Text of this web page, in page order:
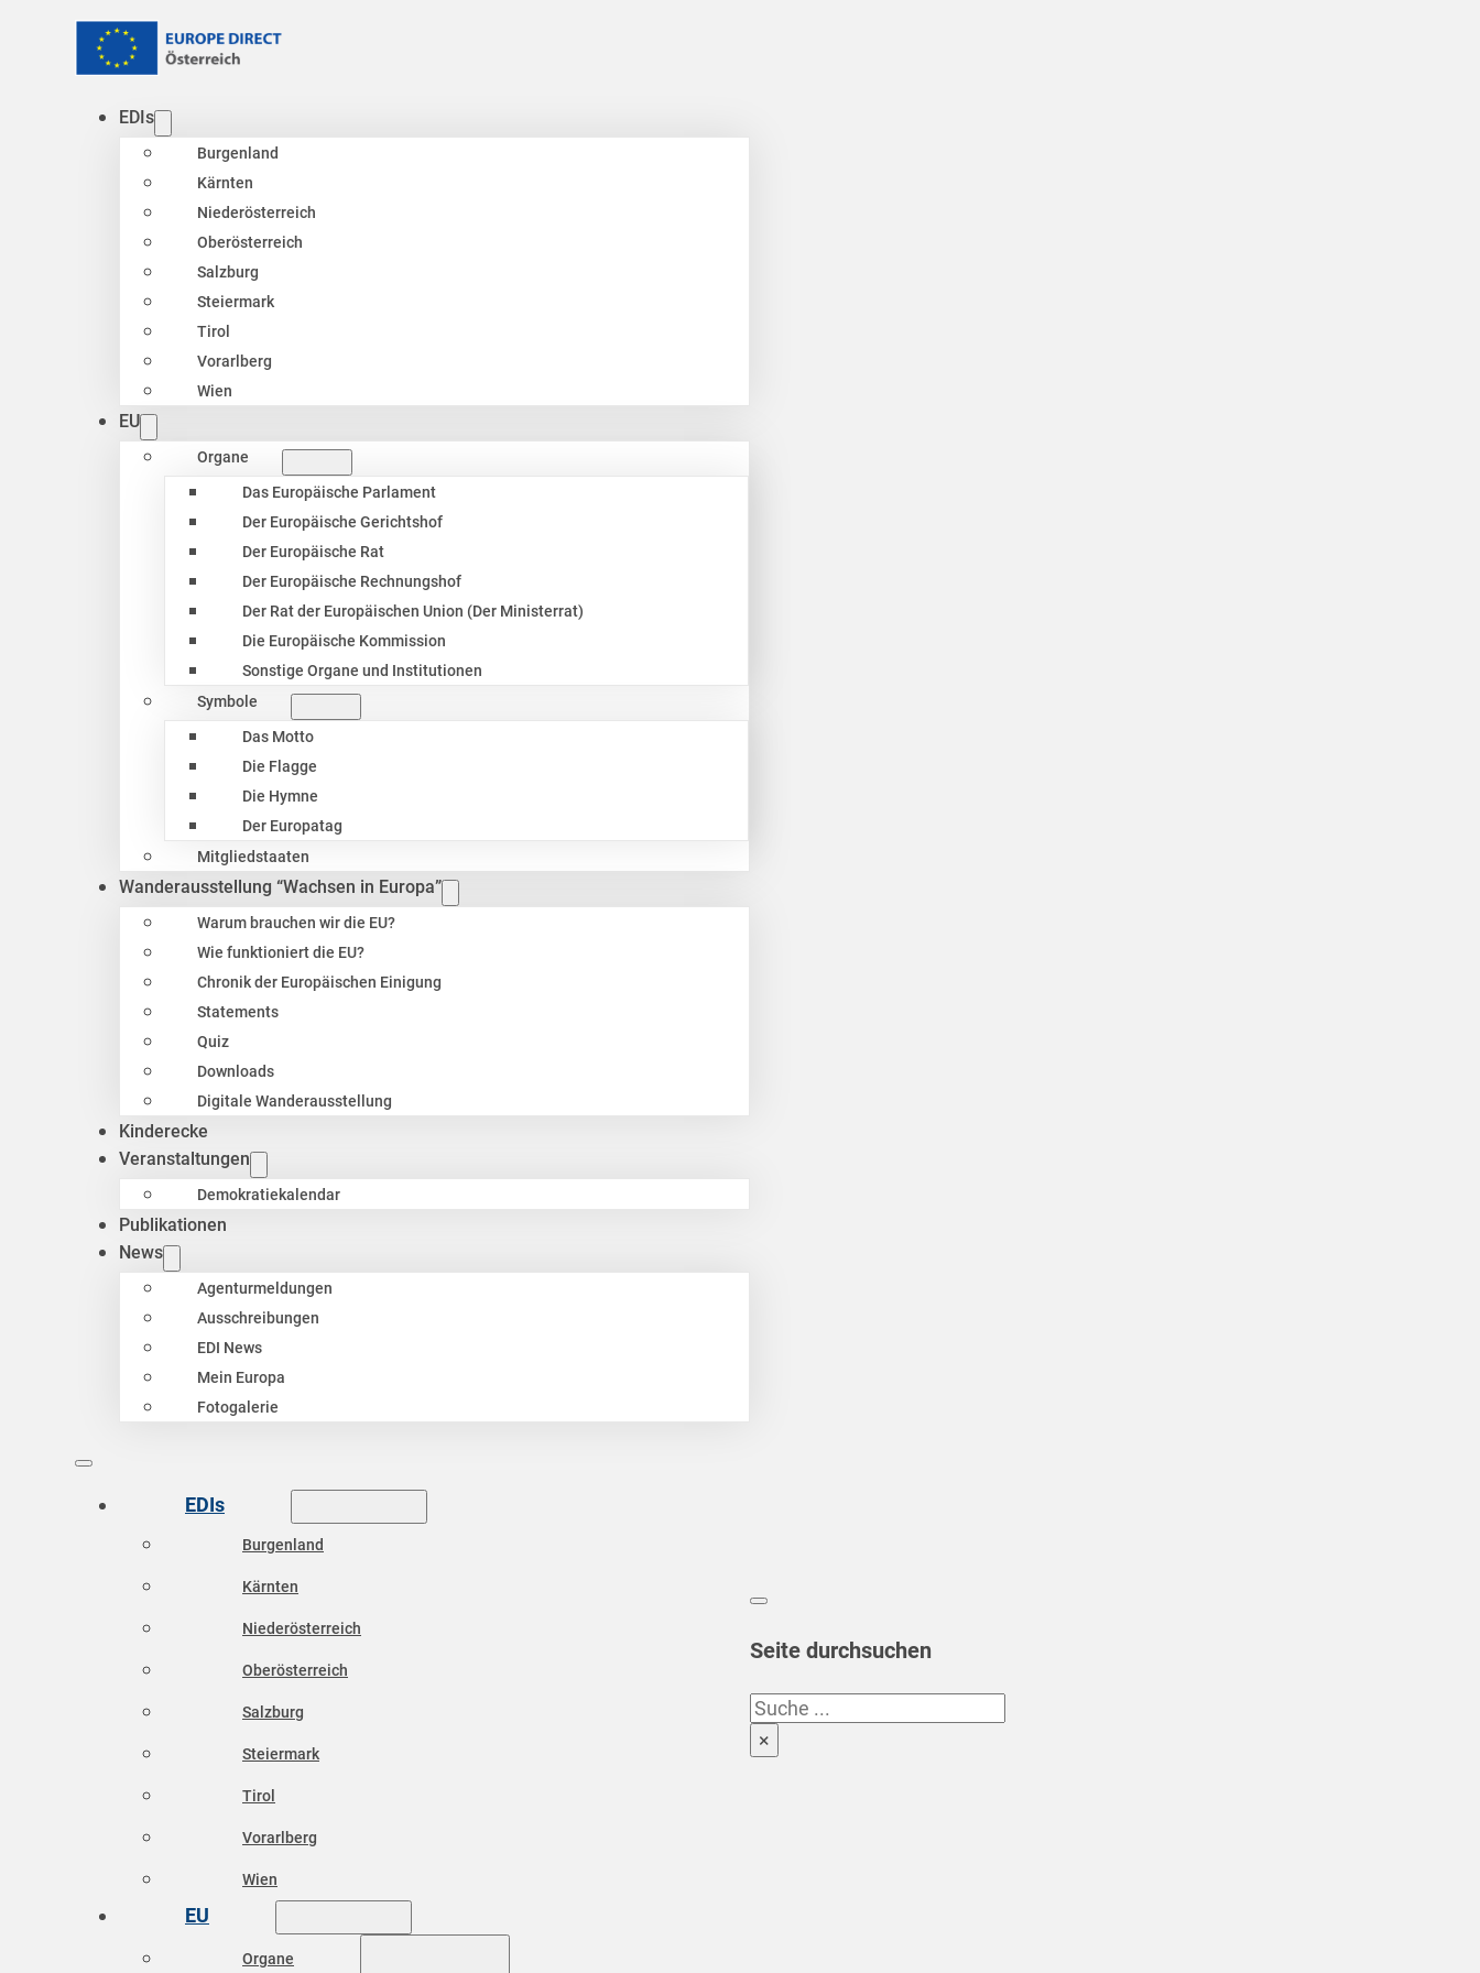
EDIs
Burgenland
Kärnten
Niederösterreich
Oberösterreich
Salzburg
Steiermark
Tirol
Vorarlberg
Wien
EU
Organe
Das Europäische Parlament
Der Europäische Gerichtshof
Der Europäische Rat
Der Europäische Rechnungshof
Der Rat der Europäischen Union (Der Ministerrat)
Die Europäische Kommission
Sonstige Organe und Institutionen
Symbole
Das Motto
Die Flagge
Die Hymne
Der Europatag
Mitgliedstaaten
Wanderausstellung “Wachsen in Europa”
Warum brauchen wir die EU?
Wie funktioniert die EU?
Chronik der Europäischen Einigung
Statements
Quiz
Downloads
Digitale Wanderausstellung
Kinderecke
Veranstaltungen
Demokratiekalendar
Publikationen
News
Agenturmeldungen
Ausschreibungen
EDI News
Mein Europa
Fotogalerie
EDIs
Burgenland
Kärnten
Niederösterreich
Oberösterreich
Salzburg
Steiermark
Tirol
Vorarlberg
Wien
EU
Organe
Seite durchsuchen
Suchen
×